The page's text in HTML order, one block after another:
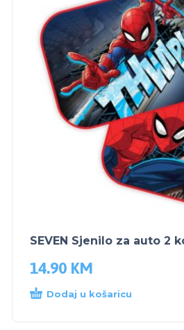
SEVEN Sjenilo za auto 2
14.90 KM
Dodaj u košaricu